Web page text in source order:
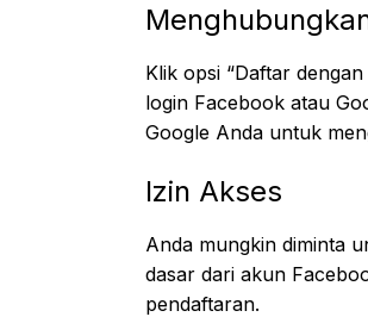
Klik opsi “Daftar
login Facebook atau
Google Anda untuk
Izin Akses
Anda mungkin diminta
dasar dari akun
pendaftaran.